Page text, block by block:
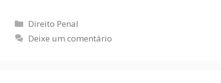
Direito Penal
Deixe um comentário